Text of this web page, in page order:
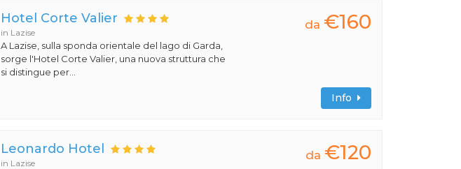
Hotel Corte Valier
in Lazise
A Lazise, sulla sponda orientale del lago di Garda,
sorge l'Hotel Corte Valier, una nuova struttura che
si distingue per...
da €160
Info
Leonardo Hotel
in Lazise
da €120